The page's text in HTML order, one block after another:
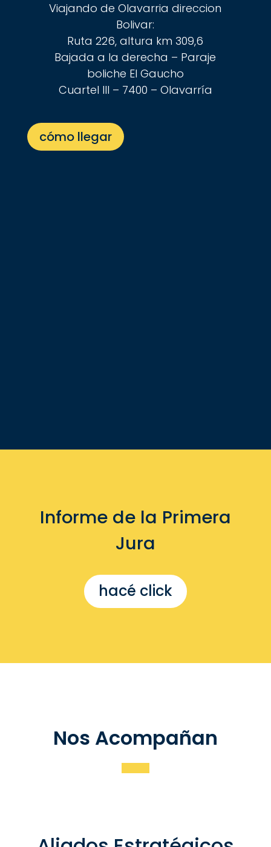
Viajando de Olavarria direccion
Bolivar:
Ruta 226, altura km 309,6
Bajada a la derecha – Paraje
boliche El Gaucho
Cuartel III – 7400 – Olavarría
cómo llegar
Informe de la Primera
Jura
hacé click
Nos Acompañan